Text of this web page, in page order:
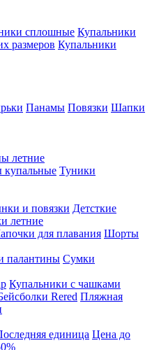
сплошные Купальники
размеров Купальники
Панамы Повязки Шапки
летние
Туники
и повязки Детсткие
летние
для плавания Шорты
палантины Сумки
Купальники с чашками
Rered Пляжная
единица Цена до